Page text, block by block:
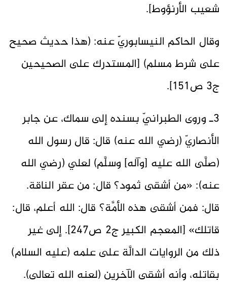
شعيب الأرنؤوط].
وقال الحاكم النيسابوريّ عنه: (هذا حديث صحيح
على شرط مسلم) [المستدرك على الصحيحين
ج3 ص151].
3ـ وروى الطبرانيّ بسنده إلى سماك، عن جابر
الأنصاريّ (رضي الله عنه) قال: قال رسول الله
(صلَّى الله عليه [وآله] وسلَّم) لعلي (رضي الله
عنه): «من أشقى ثمود؟ قال: من عقر الناقة.
قال: ‌فمن ‌أشقى ‌هذه ‌الأمَّة؟ قال: الله أعلم، قال:
قاتلك» [المعجم الكبير ج2 ص247]. إلى غير
ذلك من الروايات الدالَّة على علمه (عليه السلام)
بقاتله، وأنه أشقى الآخرين (لعنه الله تعالى).